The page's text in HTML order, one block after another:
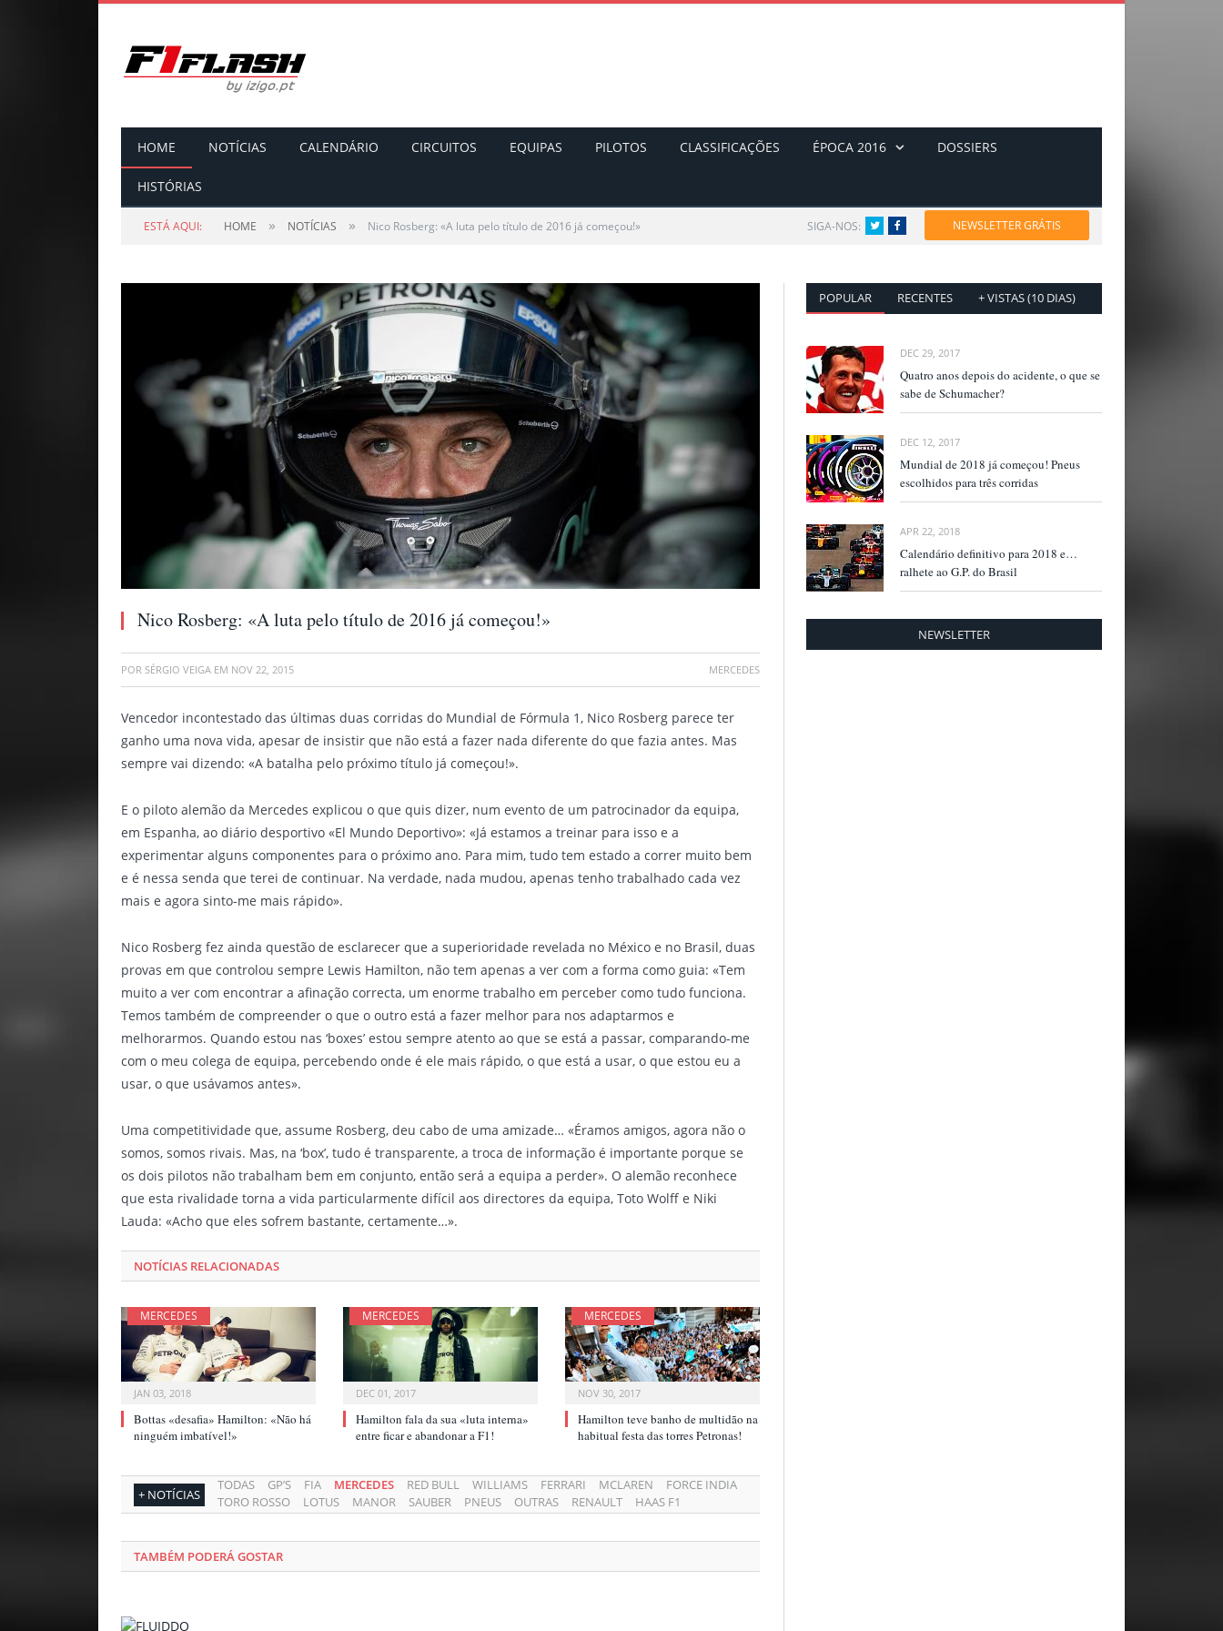
HOME NOTÍCIAS CALENDÁRIO CIRCUITOS EQUIPAS PILOTOS CLASSIFICAÇÕES ÉPOCA 2016 DOSSIERS
HISTÓRIAS
ESTÁ AQUI: HOME » NOTÍCIAS » Nico Rosberg: «A luta pelo título de 2016 já começou!» SIGA-NOS: TwitterFacebook NEWSLETTER GRÁTIS
Nico Rosberg: «A luta pelo título de 2016 já começou!»
POR SÉRGIO VEIGA EM NOV 22, 2015 MERCEDES
Vencedor incontestado das últimas duas corridas do Mundial de Fórmula 1, Nico Rosberg parece ter
ganho uma nova vida, apesar de insistir que não está a fazer nada diferente do que fazia antes. Mas
sempre vai dizendo: «A batalha pelo próximo título já começou!».
E o piloto alemão da Mercedes explicou o que quis dizer, num evento de um patrocinador da equipa,
em Espanha, ao diário desportivo «El Mundo Deportivo»: «Já estamos a treinar para isso e a
experimentar alguns componentes para o próximo ano. Para mim, tudo tem estado a correr muito bem
e é nessa senda que terei de continuar. Na verdade, nada mudou, apenas tenho trabalhado cada vez
mais e agora sinto-me mais rápido».
Nico Rosberg fez ainda questão de esclarecer que a superioridade revelada no México e no Brasil, duas
provas em que controlou sempre Lewis Hamilton, não tem apenas a ver com a forma como guia: «Tem
muito a ver com encontrar a afinação correcta, um enorme trabalho em perceber como tudo funciona.
Temos também de compreender o que o outro está a fazer melhor para nos adaptarmos e
melhorarmos. Quando estou nas ‘boxes’ estou sempre atento ao que se está a passar, comparando-me
com o meu colega de equipa, percebendo onde é ele mais rápido, o que está a usar, o que estou eu a
usar, o que usávamos antes».
Uma competitividade que, assume Rosberg, deu cabo de uma amizade… «Éramos amigos, agora não o
somos, somos rivais. Mas, na ‘box’, tudo é transparente, a troca de informação é importante porque se
os dois pilotos não trabalham bem em conjunto, então será a equipa a perder». O alemão reconhece
que esta rivalidade torna a vida particularmente difícil aos directores da equipa, Toto Wolff e Niki
Lauda: «Acho que eles sofrem bastante, certamente…».
NOTÍCIAS RELACIONADAS
MERCEDES
JAN 03, 2018
Bottas «desafia» Hamilton: «Não há
ninguém imbatível!»
MERCEDES
DEC 01, 2017
Hamilton fala da sua «luta interna»
entre ficar e abandonar a F1!
MERCEDES
NOV 30, 2017
Hamilton teve banho de multidão na
habitual festa das torres Petronas!
+ NOTÍCIAS
TODAS GP’S FIA MERCEDES RED BULL WILLIAMS FERRARI MCLAREN
FORCE INDIA
TORO ROSSO
LOTUS MANOR SAUBER PNEUS OUTRAS RENAULT HAAS F1
TAMBÉM PODERÁ GOSTAR
POPULAR RECENTES + VISTAS (10 DIAS)
DEC 29, 2017
Quatro anos depois do acidente, o que se
sabe de Schumacher?
DEC 12, 2017
Mundial de 2018 já começou! Pneus
escolhidos para três corridas
APR 22, 2018
Calendário definitivo para 2018 e…
ralhete ao G.P. do Brasil
NEWSLETTER